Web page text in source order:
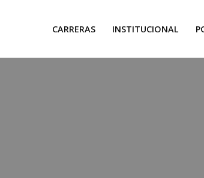
CARRERAS INSTITUCIONAL